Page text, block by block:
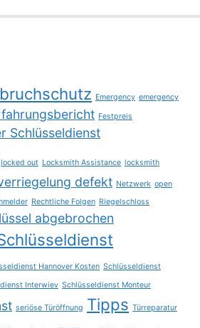
Emergency emergency
Festpreis
Schlüsseldienst
locked out Locksmith Assistance locksmith
defekt Netzwerk open
Rechtliche Folgen Riegelschloss
abgebrochen
Hannover Kosten Schlüsseldienst
Interwiev Schlüsseldienst Monteur
seriöse Türöffnung Tipps Türreparatur